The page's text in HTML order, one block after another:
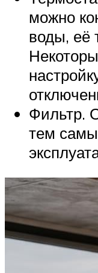
можно
воды, её
Фильтр.
тем